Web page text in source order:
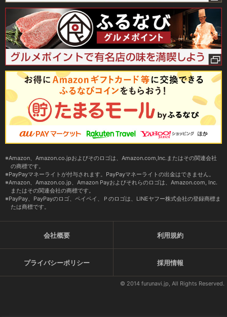
Amazon、Amazon.co.jpおよびそのロゴは、Amazon.com,Inc.またはその関連会社
の商標です。
PayPayマネーライトが付与されます。PayPayマネーライトの出金はできません。
Amazon、Amazon.co.jp、Amazon Payおよびそれらのロゴは、Amazon.com, Inc.
またはその関連会社の商標です。
PayPay、PayPayのロゴ、ペイペイ、Ｐのロゴは、LINEヤフー株式会社の登録商標ま
たは商標です。
会社概要 利用規約
プライバシーポリシー 採用情報
© 2014 furunavi.jp, All Rights Reserved.